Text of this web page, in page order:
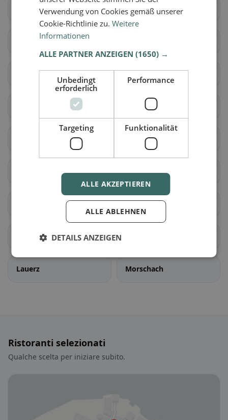
Gersau Feusisberg
Freienbach
Küssnacht (SZ) Galgenen
Lachen
Schübelbach
Vorderthal
Alpthal
Lauerz Morschach
Ristoranti selezionati
Qualche scelta per iniziare subito.
Verwendung von Cookies gemäß unserer
Cookie-Richtlinie zu.Weitere
Informationen
ALLE PARTNER ANZEIGEN(1650) →
Unbedingt
erforderlich
Performance
Targeting Funktionalität
ALLE AKZEPTIEREN
ALLE ABLEHNEN
DETAILS ANZEIGEN